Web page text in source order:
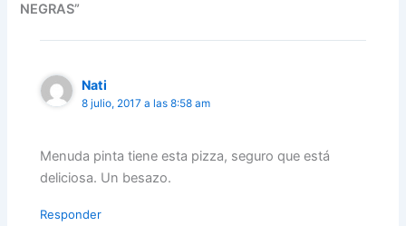
NEGRAS”
Nati
8 julio, 2017 a las 8:58 am
Menuda pinta tiene esta pizza, seguro que está
deliciosa. Un besazo.
Responder